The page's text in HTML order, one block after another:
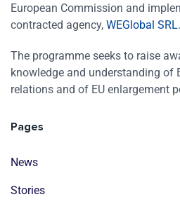
European Commission and
contracted agency, WEGlobal SRL.
The programme seeks to raise
knowledge and understanding of
relations and of EU enlargement
Pages
News
Stories